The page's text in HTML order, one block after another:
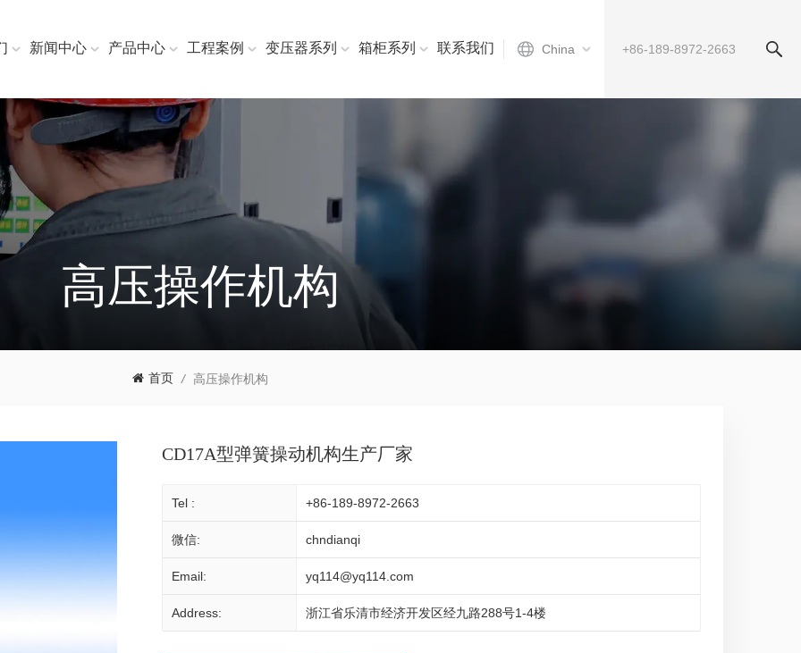
China
新闻中心 产品中心 工程案例 变压器系列 箱柜系列 联系我们
高压操作机构
首页 / 高压操作机构
CD17A型弹簧操动机构生产厂家
Tel : +86-189-8972-2663
微信: chndianqi
Email: yq114@yq114.com
Address: 浙江省乐清市经济开发区经九路288号1-4楼